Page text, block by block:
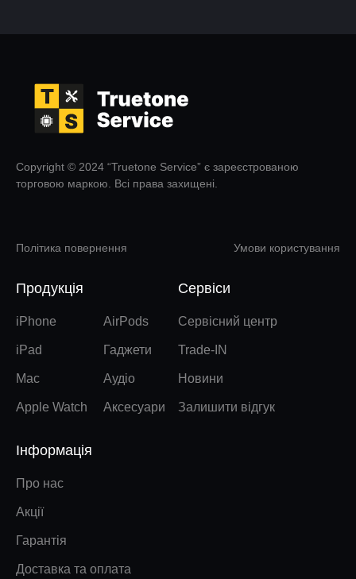
Copyright © 2024 “Truetone Service” є зареєстрованою
торговою маркою. Всі права захищені.
Політика повернення Умови користування
Продукція
iPhone
iPad
Mac
Apple Watch
AirPods
Гаджети
Аудіо
Аксесуари
Сервіси
Сервісний центр
Trade-IN
Новини
Залишити відгук
Інформація
Про нас
Акції
Гарантія
Доставка та оплата